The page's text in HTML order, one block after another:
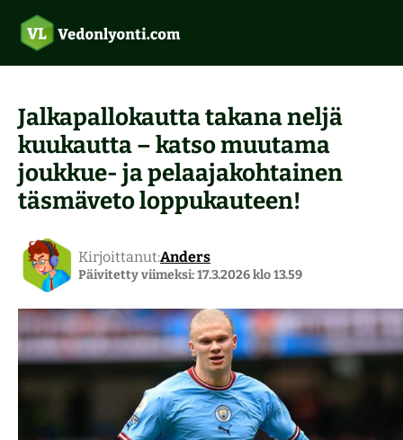
Uudet vedonlyöntisivustot 2026
Vedonlyönti ilman rekisteröitymistä
Top 5 vedonlyöntisivut
Ilmaisvedot
Tarjoukset
Suomalaiset kasinot
Verovapaat kasinot
Pikakasinot
Kasinobonukset
Pitkävetovihjeet
Pelivihjeet
Ravivihjeet
Aloittelijoiden opas
Maksutavat
Rallin vedonlyönti
Jalkapallokautta takana neljä
kuukautta – katso muutama
joukkue- ja pelaajakohtainen
täsmäveto loppukauteen!
Kirjoittanut:Anders
Päivitetty viimeksi: 17.3.2026 klo 13.59